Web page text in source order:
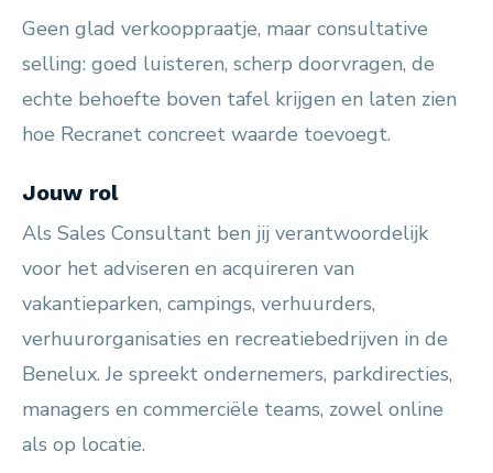
Geen glad verkooppraatje, maar consultative
selling: goed luisteren, scherp doorvragen, de
echte behoefte boven tafel krijgen en laten zien
hoe Recranet concreet waarde toevoegt.
Jouw rol
Als Sales Consultant ben jij verantwoordelijk
voor het adviseren en acquireren van
vakantieparken, campings, verhuurders,
verhuurorganisaties en recreatiebedrijven in de
Benelux. Je spreekt ondernemers, parkdirecties,
managers en commerciële teams, zowel online
als op locatie.